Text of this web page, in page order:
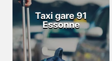
Taxi gare 91
Essonne